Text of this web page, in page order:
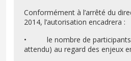
Conformément à l’arrêté du
2014, l’autorisation encadrera :
• le nombre de participants
attendu) au regard des enjeux